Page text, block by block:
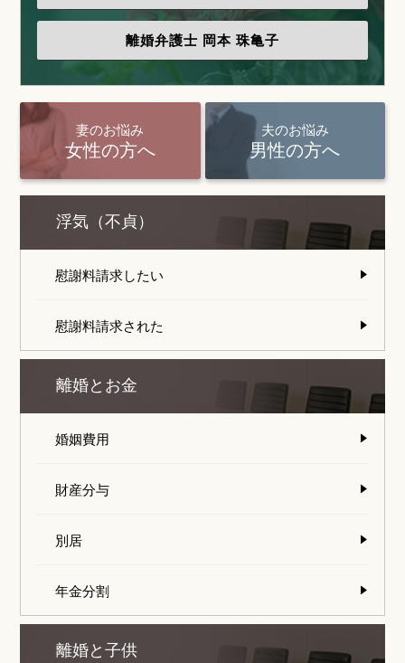
離婚弁護士 岡本 珠亀子
妻のお悩み
女性の方へ
夫のお悩み
男性の方へ
浮気（不貞）
慰謝料請求したい
慰謝料請求された
離婚とお金
婚姻費用
財産分与
別居
年金分割
離婚と子供